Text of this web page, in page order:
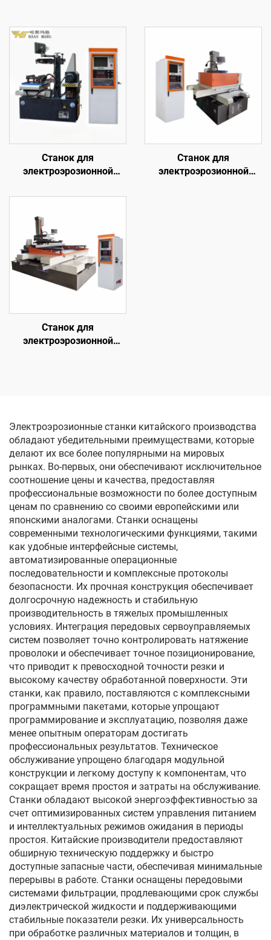
Станок для
электроэрозионной
электродом
Станок для
электроэрозионной
Станок для
электроэрозионной
Электроэрозионные станки китайского производства
обладают убедительными преимуществами, которые
делают их все более популярными на мировых
рынках. Во-первых, они обеспечивают исключительное
соотношение цены и качества, предоставляя
профессиональные возможности по более доступным
ценам по сравнению со своими европейскими или
японскими аналогами. Станки оснащены
современными технологическими функциями, такими
как удобные интерфейсные системы,
автоматизированные операционные
последовательности и комплексные протоколы
безопасности. Их прочная конструкция обеспечивает
долгосрочную надежность и стабильную
производительность в тяжелых промышленных
условиях. Интеграция передовых сервоуправляемых
систем позволяет точно контролировать натяжение
проволоки и обеспечивает точное позиционирование,
что приводит к превосходной точности резки и
высокому качеству обработанной поверхности. Эти
станки, как правило, поставляются с комплексными
программными пакетами, которые упрощают
программирование и эксплуатацию, позволяя даже
менее опытным операторам достигать
профессиональных результатов. Техническое
обслуживание упрощено благодаря модульной
конструкции и легкому доступу к компонентам, что
сокращает время простоя и затраты на обслуживание.
Станки обладают высокой энергоэффективностью за
счет оптимизированных систем управления питанием
и интеллектуальных режимов ожидания в периоды
простоя. Китайские производители предоставляют
обширную техническую поддержку и быстро
доступные запасные части, обеспечивая минимальные
перерывы в работе. Станки оснащены передовыми
системами фильтрации, продлевающими срок службы
диэлектрической жидкости и поддерживающими
стабильные показатели резки. Их универсальность
при обработке различных материалов и толщин, в